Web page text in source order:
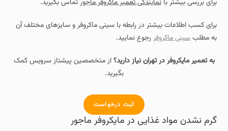
برای بررسی بیشتر بانمایندگی تعمیر ماکروفر ماجورتماس بگیرید.
برای کسب اطلاعات بیشتر در رابطه با سینی ماکروفر و سایزهای مختلف آن
به مطلبسینی ماکروفر رجوع نمایید.
به تعمیر مایکروفر در تهران نیاز دارید؟از متخصصین پیشتاز سرویس کمک
بگیرید.
ثبت درخواست
گرم نشدن مواد غذایی در مایکروفر ماجور